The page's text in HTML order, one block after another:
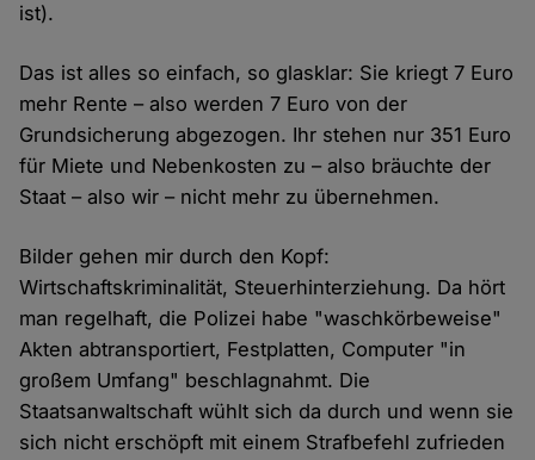
ist).
Das ist alles so einfach, so glasklar: Sie kriegt 7 Euro
mehr Rente – also werden 7 Euro von der
Grundsicherung abgezogen. Ihr stehen nur 351 Euro
für Miete und Nebenkosten zu – also bräuchte der
Staat – also wir – nicht mehr zu übernehmen.
Bilder gehen mir durch den Kopf:
Wirtschaftskriminalität, Steuerhinterziehung. Da hört
man regelhaft, die Polizei habe "waschkörbeweise"
Akten abtransportiert, Festplatten, Computer "in
großem Umfang" beschlagnahmt. Die
Staatsanwaltschaft wühlt sich da durch und wenn sie
sich nicht erschöpft mit einem Strafbefehl zufrieden